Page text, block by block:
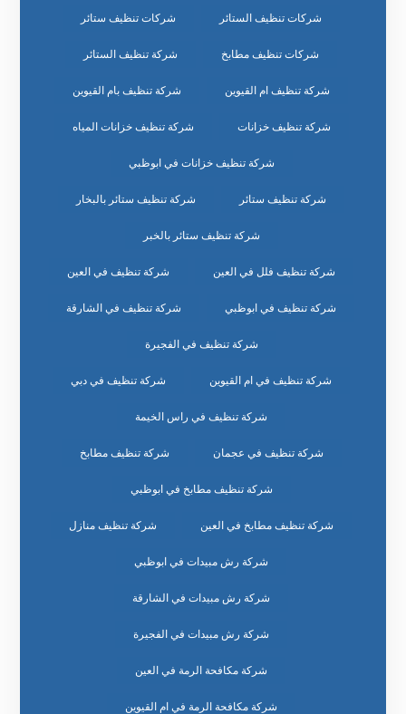
شركات تنظيف الستائر شركات تنظيف ستائر
شركات تنظيف مطابخ شركة تنظيف الستائر
شركة تنظيف ام القيوين شركة تنظيف بام القيوين
شركة تنظيف خزانات شركة تنظيف خزانات المياه
شركة تنظيف خزانات في ابوظبي
شركة تنظيف ستائر شركة تنظيف ستائر بالبخار
شركة تنظيف ستائر بالخبر
شركة تنظيف فلل في العين شركة تنظيف في العين
شركة تنظيف في ابوظبي شركة تنظيف في الشارقة
شركة تنظيف في الفجيرة
شركة تنظيف في ام القيوين شركة تنظيف في دبي
شركة تنظيف في راس الخيمة
شركة تنظيف في عجمان شركة تنظيف مطابخ
شركة تنظيف مطابخ في ابوظبي
شركة تنظيف مطابخ في العين شركة تنظيف منازل
شركة رش مبيدات في ابوظبي
شركة رش مبيدات في الشارقة
شركة رش مبيدات في الفجيرة
شركة مكافحة الرمة في العين
شركة مكافحة الرمة في ام القيوين